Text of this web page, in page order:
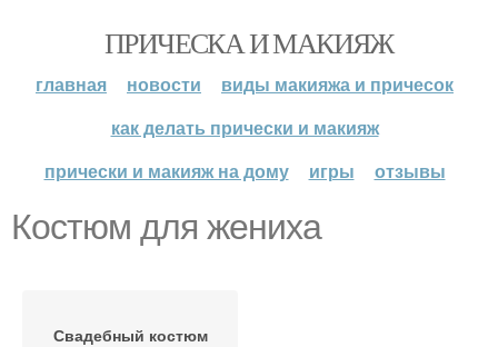
ПРИЧЕСКА И МАКИЯЖ
главная новости
виды макияжа и причесок
как делать прически и макияж
прически и макияж на дому
игры отзывы
Костюм для жениха
Свадебный костюм